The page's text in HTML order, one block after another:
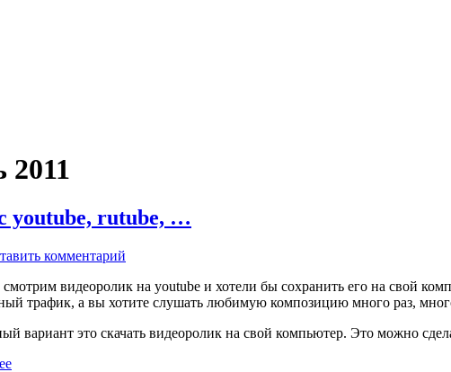
2011
youtube, rutube, …
комментарий
видеоролик на youtube и хотели бы сохранить его на свой
трафик, а вы хотите слушать любимую композицию много раз,
вариант это скачать видеоролик на свой компьютер. Это можно